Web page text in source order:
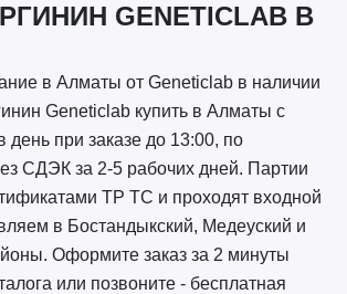
GENETICLAB В
в Алматы от Geneticlab в наличии
Geneticlab купить в Алматы с
день при заказе до 13:00, по
СДЭК за 2-5 рабочих дней. Партии
ТР ТС и проходят входной
в Бостандыкский, Медеуский и
Оформите заказ за 2 минуты
или позвоните - бесплатная